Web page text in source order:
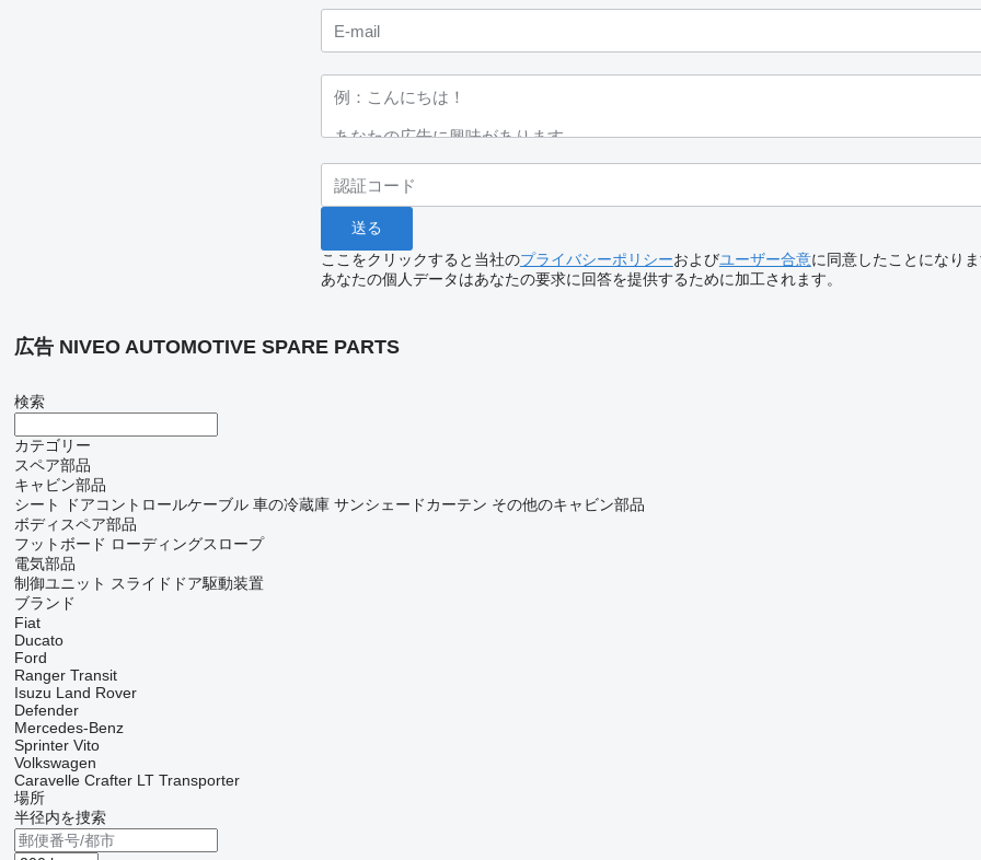
ここをクリックすると当社のプライバシーポリシーおよびユーザー合意に同意したことになり
あなたの個人データはあなたの要求に回答を提供するために加工されます。
広告 NIVEO AUTOMOTIVE SPARE PARTS
検索
カテゴリー
スペア部品
キャビン部品
シート
ドアコントロールケーブル 車の冷蔵庫 サンシェードカーテン その他のキャビン部品
ボディスペア部品
フットボード ローディングスロープ
電気部品
制御ユニット スライドドア駆動装置
ブランド
Fiat
Ducato
Ford
Ranger Transit
Isuzu Land Rover
Defender
Mercedes-Benz
Sprinter Vito
Volkswagen
Caravelle Crafter LT Transporter
場所
半径内を捜索